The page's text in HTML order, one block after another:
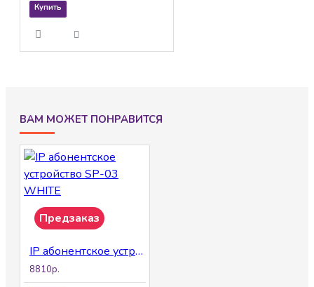
Купить
ВАМ МОЖЕТ ПОНРАВИТСЯ
Предзаказ
IP абонентское устройство SP-03 WHITE
8810р.